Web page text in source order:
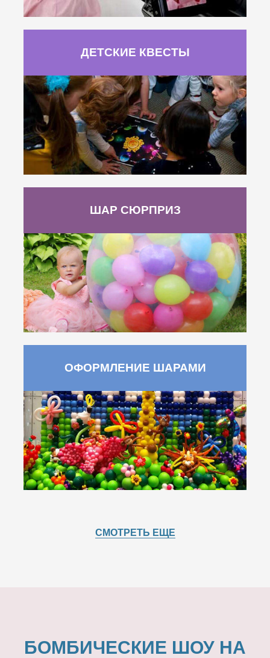
ДЕТСКИЕ КВЕСТЫ
ШАР СЮРПРИЗ
ОФОРМЛЕНИЕ ШАРАМИ
СМОТРЕТЬ ЕЩЕ
БОМБИЧЕСКИЕ ШОУ НА